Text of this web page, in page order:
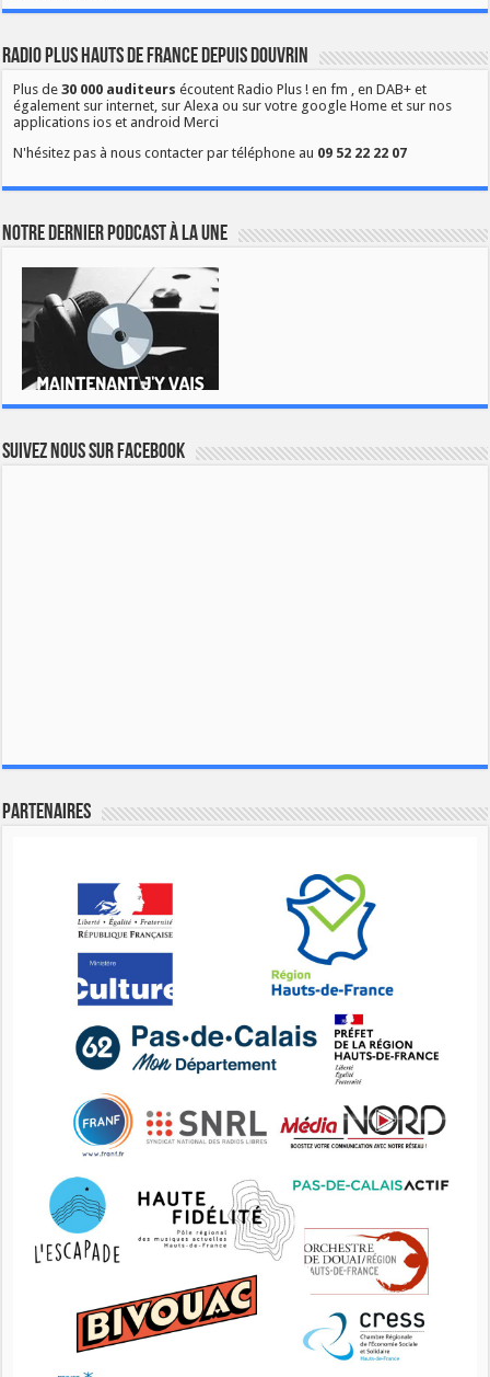
Radio Plus Hauts de France depuis Douvrin
Plus de30 000 auditeurs écoutent Radio Plus ! en fm , en DAB+ et
également sur internet, sur Alexa ou sur votre google Home et sur nos
applications ios et android Merci
N'hésitez pas à nous contacter par téléphone au 09 52 22 22 07
Notre dernier podcast à la une
Suivez nous sur Facebook
Partenaires